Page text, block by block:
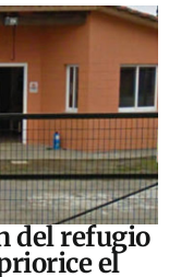
del refugio
el